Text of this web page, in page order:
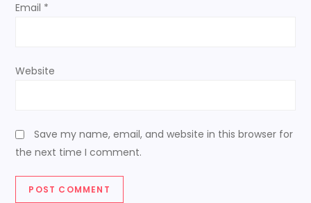
Email *
Website
Save my name, email, and website in this browser for
the next time I comment.